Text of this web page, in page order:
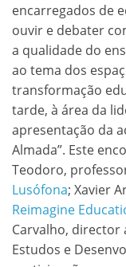
encarregados de
ouvir e debater
a qualidade do
ao tema dos
transformação
tarde, à área da
apresentação da
Almada”. Este
Teodoro,
Lusófona; Xavier
Reimagine
Carvalho, director
Estudos e